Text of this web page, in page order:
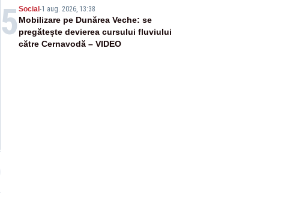
5 Social -1 aug. 2026, 13:38
Mobilizare pe Dunărea Veche: se
pregătește devierea cursului fluviului
către Cernavodă – VIDEO